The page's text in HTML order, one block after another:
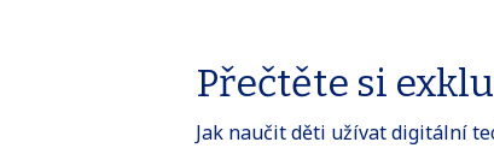
Přečtěte si
Jak naučit děti užívat digitální